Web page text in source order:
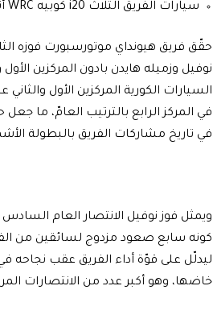
سيارات الفريق الثلاث i20 كوبيه WRC أنهت السباق ضمن الأربعة الأوائل
نوفيل وزميله هايدن بادون المركزين
في المركز الرابع بالترتيب العامّ، ما
في تاريخ مشاركات الفريق بالبطولة
كونه سابع صعود مزدوج لسائقين من
خاضها، وهو أكبر عدد من الانتصارات